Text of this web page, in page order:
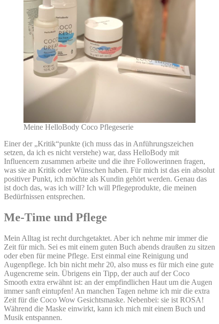
Meine HelloBody Coco Pflegeserie
Einer der „Kritik“punkte (ich muss das in Anführungszeichen
setzen, da ich es nicht verstehe) war, dass HelloBody mit
Influencern zusammen arbeite und die ihre Followerinnen fragen,
was sie an Kritik oder Wünschen haben. Für mich ist das ein absolut
positiver Punkt, ich möchte als Kundin gehört werden. Genau das
ist doch das, was ich will? Ich will Pflegeprodukte, die meinen
Bedürfnissen entsprechen.
Me-Time und Pflege
Mein Alltag ist recht durchgetaktet. Aber ich nehme mir immer die
Zeit für mich. Sei es mit einem guten Buch abends draußen zu sitzen
oder eben für meine Pflege. Erst einmal eine Reinigung und
Augenpflege. Ich bin nicht mehr 20, also muss es für mich eine gute
Augencreme sein. Übrigens ein Tipp, der auch auf der Coco
Smooth extra erwähnt ist: an der empfindlichen Haut um die Augen
immer sanft eintupfen! An manchen Tagen nehme ich mir die extra
Zeit für die Coco Wow Gesichtsmaske. Nebenbei: sie ist ROSA!
Während die Maske einwirkt, kann ich mich mit einem Buch und
Musik entspannen.